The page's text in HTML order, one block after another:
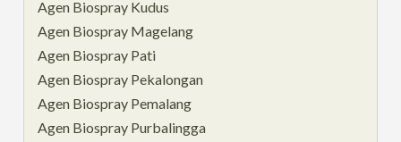
Agen Biospray Kudus
Agen Biospray Magelang
Agen Biospray Pati
Agen Biospray Pekalongan
Agen Biospray Pemalang
Agen Biospray Purbalingga